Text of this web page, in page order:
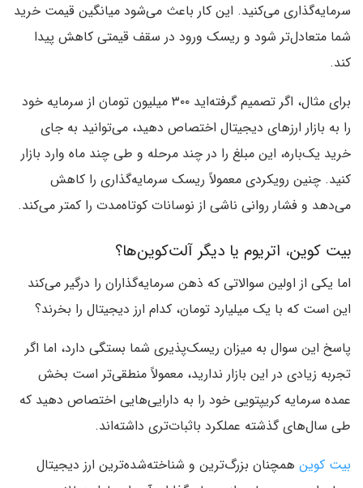
سرمایه‌گذاری می‌کنید. این کار باعث می‌شود میانگین قیمت خرید
شما متعادل‌تر شود و ریسک ورود در سقف قیمتی کاهش پیدا
کند.
برای مثال، اگر تصمیم گرفته‌اید ۳۰۰ میلیون تومان از سرمایه خود
را به بازار ارزهای دیجیتال اختصاص دهید، می‌توانید به جای
خرید یک‌باره، این مبلغ را در چند مرحله و طی چند ماه وارد بازار
کنید. چنین رویکردی معمولاً ریسک سرمایه‌گذاری را کاهش
می‌دهد و فشار روانی ناشی از نوسانات کوتاه‌مدت را کمتر می‌کند.
بیت کوین، اتریوم یا دیگر آلت‌کوین‌ها؟
اما یکی از اولین سوالاتی که ذهن سرمایه‌گذاران را درگیر می‌کند
این است که با یک میلیارد تومان، کدام ارز دیجیتال را بخرند؟
پاسخ این سوال به میزان ریسک‌پذیری شما بستگی دارد، اما اگر
تجربه زیادی در این بازار ندارید، معمولاً منطقی‌تر است بخش
عمده سرمایه کریپتویی خود را به دارایی‌هایی اختصاص دهید که
طی سال‌های گذشته عملکرد باثبات‌تری داشته‌اند.
بیت کوین همچنان بزرگ‌ترین و شناخته‌شده‌ترین ارز دیجیتال